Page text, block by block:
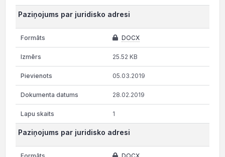
Paziņojums par juridisko adresi
DOCX
25.52 KB
05.03.2019
28.02.2019
1
Paziņojums par juridisko adresi